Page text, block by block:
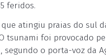
feridos.
atingiu praias do sul
tsunami foi provocado
o porta-voz da